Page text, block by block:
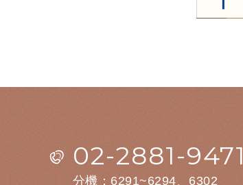
02-2881-9471
分機：6291~6294、6302